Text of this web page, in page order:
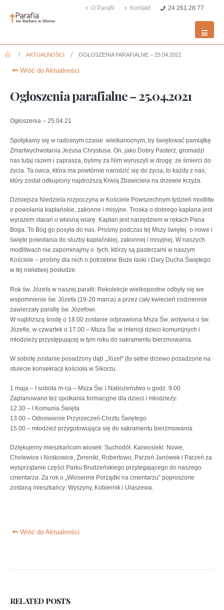
O Parafii Kontakt 24 261 28 77
AKTUALNOŚCI OGŁOSZENIA PARAFIALNE – 25.04.2021
Wróć do Aktualności
Ogłoszenia parafialne – 25.04.2021
Ogłoszenia – 25.04.21
Spotykamy się w radosnym czasie wielkanocnym, by świętować pamiątkę
Zmartwychwstania Jezusa Chrystusa. On, jako Dobry Pasterz, gromadzi
nas tutaj razem i zaprasza, byśmy za Nim wyruszyli w drogę: ze śmierci do
życia. Ta owca, która ma powtórnie narodzić się do życia, to każdy z nas,
który został odkupiony najdroższą Krwią Zbawiciela na drzewie krzyża.
Dzisiejsza Niedziela rozpoczyna w Kościele Powszechnym tydzień modlitw
o powołania kapłańskie, zakonne i misyjne. Troska o dobrego kapłana jest
wyrazem starań o własną wiarę. Kapłan jest narzędziem w rękach Pana
Boga. To Bóg go posyła do nas. Prośmy podczas tej Mszy świętej o nowe i
święte powołania do służby kapłańskiej, zakonnej i misyjnej. W naszych
modlitwach nie zapominajmy o tych, którzy są pasterzami w naszym
Kościele – prośmy dla nich o potrzebne Boże łaski i Dary Ducha Świętego
w tej niełatwej posłudze.
Rok św. Józefa w naszej parafii: Rekolekcje wielkopostne odbyły się we
wspomnienie św. Józefa (19-20 marca) a przez cały kwiecień codziennie
zawierzały parafię św. Józefowi.
W najbliższą środę o 18.00 zostanie odprawiona Msza Św. wotywna o św.
Józefie, w czwartek o 17.00 – Msza Św. w intencji dzieci komunijnych i
młodzieży przystępującej w tym roku do sakramentu bierzmowania.
W sobotę zostanie posadzony dąb „Józef” (to setne drzewo posadzone na
stulecie konsekracji kościoła w Sikorzu.
1 maja – I sobota m-ca – Msza Św. i Nabożeństwo o godz. 9.00.
Zaplanowano też spotkania formacyjne dla dzieci i młodzieży:
12.30 – I Komunia Święta
13.00 – Odnowienie Przyrzeczeń Chrztu Świętego
15.00 – młodzież przygotowująca się do sakramentu bierzmowania
Dziękujemy mieszkańcom wiosek: Suchodół, Karwosieki: Nowe,
Cholewice i Noskowice, Żereniki, Robertowo, Parzeń Janówek i Parzeń za
wysprzątanie części Parku Brudzeńskiego przylegającego do naszego
cmentarza. Za rok o „Wiosenne Porządki na cmentarzu” poproszone
zostaną mieszkańcy: Wyszyny, Kobiernik i Ulaszewa.
Wróć do Aktualności
RELATEDPOSTS